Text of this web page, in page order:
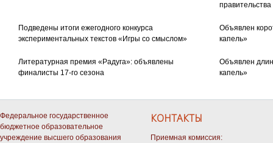
Подведены итоги ежегодного конкурса
экспериментальных текстов «Игры со смыслом»
Объявлен
капель»
Литературная премия «Радуга»: объявлены
финалисты 17-го сезона
Объявлен
капель»
Федеральное государственное
бюджетное образовательное
учреждение высшего образования
КОНТАКТЫ
Приемная комиссия: